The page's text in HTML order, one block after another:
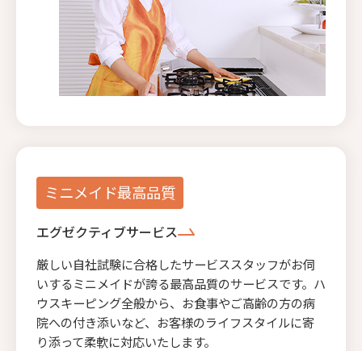
ミニメイド最高品質
エグゼクティブサービス
厳しい自社試験に合格したサービススタッフがお伺
いするミニメイドが誇る最高品質のサービスです。ハ
ウスキーピング全般から、お食事やご高齢の方の病
院への付き添いなど、お客様のライフスタイルに寄
り添って柔軟に対応いたします。